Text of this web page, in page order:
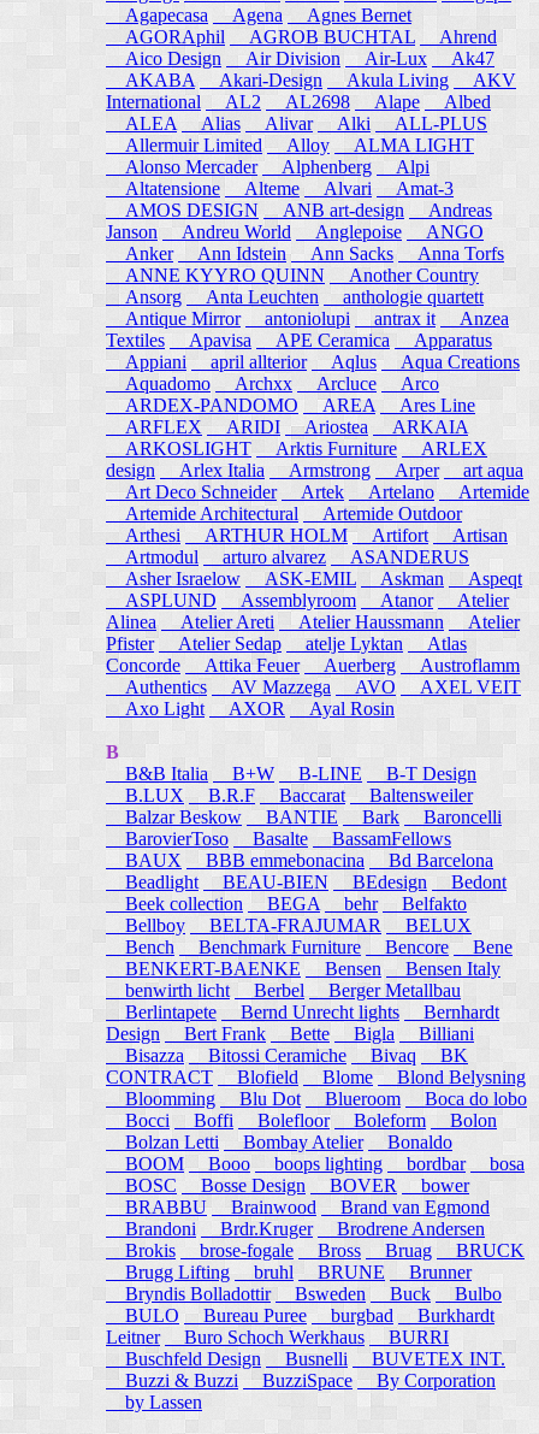
Agapecasa
Agena
Agnes Bernet
AGORAphil
AGROB BUCHTAL
Ahrend
Aico Design
Air Division Air-Lux
Ak47
AKABA
Akari-Design Akula Living
AKV
International
AL2 AL2698 Alape
Albed
ALEA
Alias Alivar Alki
ALL-PLUS
Allermuir Limited
Alloy
ALMA LIGHT
Alonso Mercader
Alphenberg
Alpi
Altatensione
Alteme Alvari
Amat-3
AMOS DESIGN
ANB art-design
Andreas
Janson
Andreu World Anglepoise
ANGO
Anker
Ann Idstein Ann Sacks
Anna Torfs
ANNE KYYRO QUINN
Another Country
Ansorg
Anta Leuchten
anthologie quartett
Antique Mirror
antoniolupi antrax it
Anzea
Textiles
Apavisa APE Ceramica
Apparatus
Appiani
april allterior Aqlus Aqua Creations
Aquadomo
Archxx Arcluce
Arco
ARDEX-PANDOMO
AREA
Ares Line
ARFLEX
ARIDI Ariostea
ARKAIA
ARKOSLIGHT
Arktis Furniture
ARLEX
design
Arlex Italia Armstrong Arper
art aqua
Art Deco Schneider
Artek Artelano
Artemide
Artemide Architectural
Artemide Outdoor
Arthesi
ARTHUR HOLM Artifort
Artisan
Artmodul
arturo alvarez
ASANDERUS
Asher Israelow
ASK-EMIL Askman
Aspeqt
ASPLUND
Assemblyroom Atanor
Atelier
Alinea
Atelier Areti Atelier Haussmann
Atelier
Pfister
Atelier Sedap atelje Lyktan
Atlas
Concorde
Attika Feuer Auerberg
Austroflamm
Authentics
AV Mazzega AVO
AXEL VEIT
Axo Light
AXOR Ayal Rosin
B
B&B Italia
B+W B-LINE
B-T Design
B.LUX
B.R.F Baccarat
Baltensweiler
Balzar Beskow
BANTIE Bark
Baroncelli
BarovierToso
Basalte
BassamFellows
BAUX
BBB emmebonacina
Bd Barcelona
Beadlight
BEAU-BIEN BEdesign
Bedont
Beek collection
BEGA behr
Belfakto
Bellboy
BELTA-FRAJUMAR
BELUX
Bench
Benchmark Furniture Bencore
Bene
BENKERT-BAENKE
Bensen
Bensen Italy
benwirth licht
Berbel
Berger Metallbau
Berlintapete
Bernd Unrecht lights
Bernhardt
Design
Bert Frank Bette Bigla
Billiani
Bisazza
Bitossi Ceramiche Bivaq
BK
CONTRACT
Blofield Blome Blond Belysning
Bloomming
Blu Dot Blueroom
Boca do lobo
Bocci
Boffi Bolefloor Boleform
Bolon
Bolzan Letti
Bombay Atelier
Bonaldo
BOOM
Booo boops lighting bordbar
bosa
BOSC
Bosse Design BOVER
bower
BRABBU
Brainwood
Brand van Egmond
Brandoni
Brdr.Kruger
Brodrene Andersen
Brokis
brose-fogale Bross Bruag
BRUCK
Brugg Lifting
bruhl BRUNE
Brunner
Bryndis Bolladottir
Bsweden Buck
Bulbo
BULO
Bureau Puree burgbad
Burkhardt
Leitner
Buro Schoch Werkhaus
BURRI
Buschfeld Design
Busnelli
BUVETEX INT.
Buzzi & Buzzi
BuzziSpace By Corporation
by Lassen